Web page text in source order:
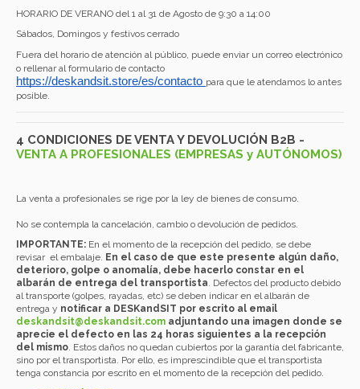
HORARIO DE VERANO del 1 al 31 de Agosto de 9:30 a 14:00
Sábados, Domingos y festivos cerrado
Fuera del horario de atención al público, puede enviar un correo electrónico
o rellenar al formulario de contacto
https://deskandsit.store/es/contacto para que le atendamos lo antes
posible.
4 CONDICIONES DE VENTA Y DEVOLUCIÓN B2B -
VENTA A PROFESIONALES (EMPRESAS y AUTÓNOMOS)
La venta a profesionales se rige por la ley de bienes de consumo.
No se contempla la cancelación, cambio o devolución de pedidos.
IMPORTANTE: En el momento de la recepción del pedido, se debe
revisar el embalaje. En el caso de que este presente algún daño,
deterioro, golpe o anomalía, debe hacerlo constar en el
albarán de entrega del transportista. Defectos del producto debido
al transporte (golpes, rayadas, etc) se deben indicar en el albarán de
entrega y notificar a DESKandSIT por escrito al email
deskandsit@deskandsit.com adjuntando una imagen donde se
aprecie el defecto en las 24 horas siguientes a la recepción
del mismo. Estos daños no quedan cubiertos por la garantía del fabricante,
sino por el transportista. Por ello, es imprescindible que el transportista
tenga constancia por escrito en el momento de la recepción del pedido.